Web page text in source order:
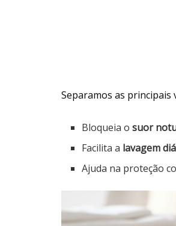
Separamos as principais
Bloqueia osuor
Facilita a lavagem
Ajuda na proteção